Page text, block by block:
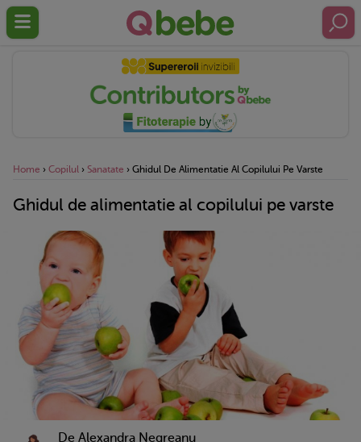
Home › Copilul › Sanatate › Ghidul De Alimentatie Al Copilului Pe Varste
Ghidul de alimentatie al copilului pe varste
De Alexandra Negreanu